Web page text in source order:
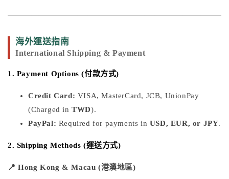
海外運送指南
International Shipping & Payment
1. Payment Options (付款方式)
Credit Card: VISA, MasterCard, JCB, UnionPay
(Charged inTWD).
PayPal: Required for payments in USD, EUR, or JPY.
2. Shipping Methods (運送方式)
📍 Hong Kong & Macau (港澳地區)